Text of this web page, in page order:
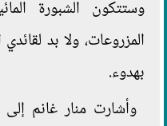
وستتكون الشبورة
المزروعات، ولا بد
بهدوء.
وأشارت منار غانم